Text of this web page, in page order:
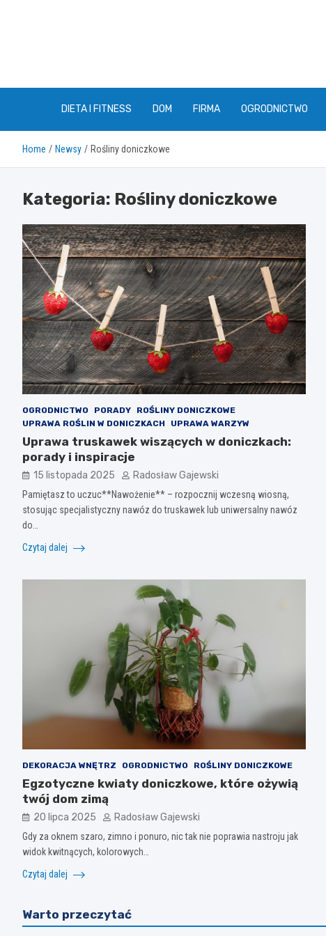
DIETA I FITNESS DOM FIRMA OGRODNICTWO
Home Newsy Rośliny doniczkowe
Kategoria: Rośliny doniczkowe
OGRODNICTWO PORADY
ROŚLINY DONICZKOWE
UPRAWA ROŚLIN W DONICZKACH
UPRAWA WARZYW
Uprawa truskawek wiszących w doniczkach:
porady i inspiracje
15 listopada 2025 Radosław Gajewski
Pamiętasz to uczuc**Nawożenie** – rozpocznij wczesną wiosną,
stosując specjalistyczny nawóz do truskawek lub uniwersalny nawóz
do…
Czytaj dalej
DEKORACJA WNĘTRZ OGRODNICTWO ROŚLINY DONICZKOWE
Egzotyczne kwiaty doniczkowe, które ożywią
twój dom zimą
20 lipca 2025 Radosław Gajewski
Gdy za oknem szaro, zimno i ponuro, nic tak nie poprawia nastroju jak
widok kwitnących, kolorowych…
Czytaj dalej
Warto przeczytać